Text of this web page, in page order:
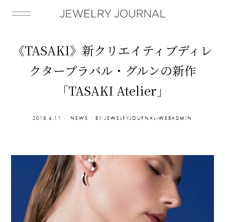
《TASAKI》新クリエイティブディレ
クタープラバル・グルンの新作
「TASAKI Atelier」
2018.4.11 NEWS BY JEWELRYJOURNAL-WEBADMIN